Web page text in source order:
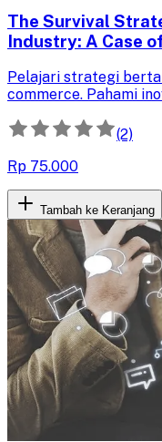
The Survival
Industry: A Case
Pelajari strategi
commerce. Pahami
di Asia Tenggara.(2)
Rp 75.000
Tambah ke Keranjang